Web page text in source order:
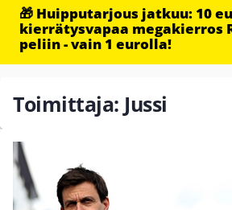
🎁 Huipputarjous jatkuu: 10
kierrätysvapaa megakierros
peliin - vain 1 eurolla!
Toimittaja: Jussi